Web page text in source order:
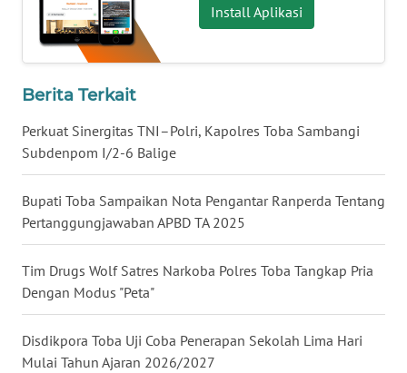
Install Aplikasi
Berita Terkait
Perkuat Sinergitas TNI–Polri, Kapolres Toba Sambangi
Subdenpom I/2-6 Balige
Bupati Toba Sampaikan Nota Pengantar Ranperda Tentang
Pertanggungjawaban APBD TA 2025
Tim Drugs Wolf Satres Narkoba Polres Toba Tangkap Pria
Dengan Modus "Peta"
Disdikpora Toba Uji Coba Penerapan Sekolah Lima Hari
Mulai Tahun Ajaran 2026/2027
WN
DANAU
TOBA
WN
WN
WN
SELATAN
WN
TANJUNG
LESUNG